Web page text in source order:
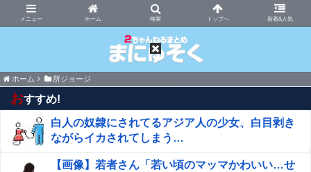
ホーム 新着&人気
まにゅそく 2chまとめニュース速報VIP
ホーム 所ジョージ
おすすめ!
白人の奴隷にされてるアジア人の少女、白目剥き
ながらイカされてしまう…
【画像】若者さん「若い頃のマッマかわいい…せ